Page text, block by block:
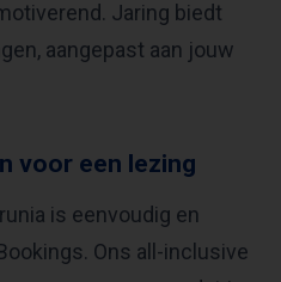
Jaring biedt
aangepast aan jouw
voor een lezing
is eenvoudig en
Ons all-inclusive